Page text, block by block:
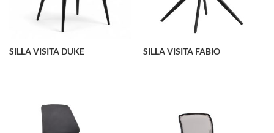
SILLA VISITA DUKE SILLA VISITA FABIO